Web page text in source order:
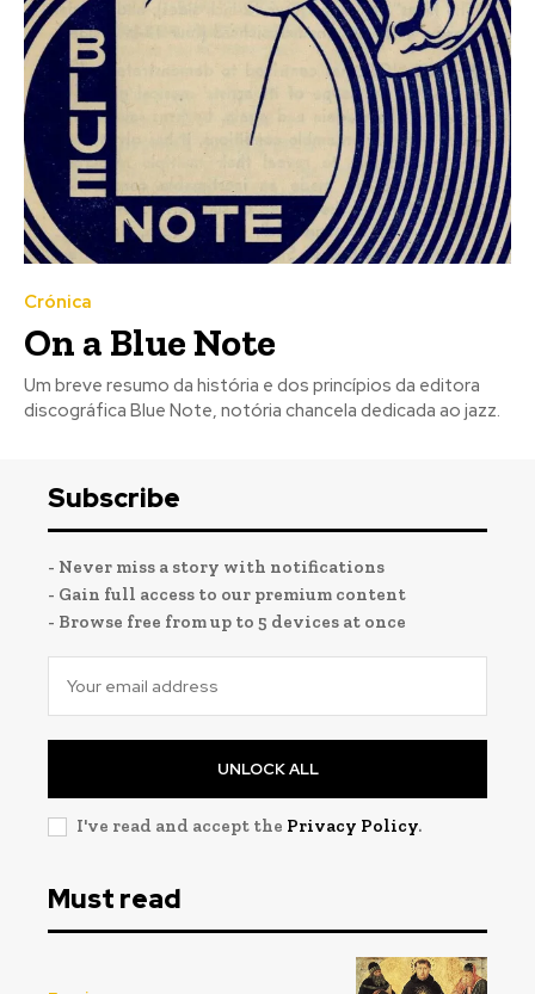
Registe-se na nossa lista de correio e receba mensalmente
subscrever:
Registe-se na nossa lista de correio e receba mensalmente
subscrever:
Crónica
On a Blue Note
Um breve resumo da história e dos princípios da editora
discográfica Blue Note, notória chancela dedicada ao jazz.
Subscribe
- Never miss a story with notifications
- Gain full access to our premium content
- Browse free from up to 5 devices at once
UNLOCK ALL
I've read and accept the Privacy Policy.
Must read